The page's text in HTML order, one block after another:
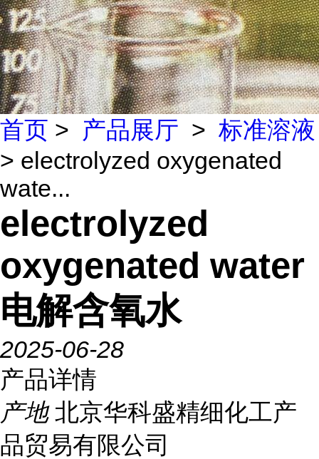
首页 > 产品展厅 > 标准溶液
> electrolyzed oxygenated
wate...
electrolyzed
oxygenated water
电解含氧水
2025-06-28
产品详情
产地 北京华科盛精细化工产
品贸易有限公司